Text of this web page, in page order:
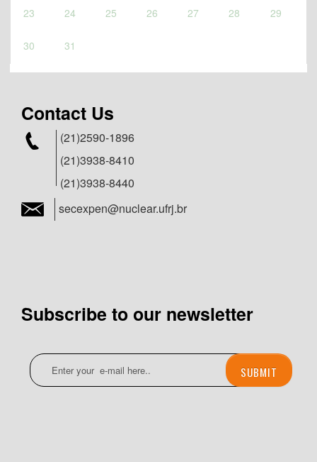
23 24 25 26 27 28 29
30 31
Contact Us
(21)2590-1896
(21)3938-8410
(21)3938-8440
secexpen@nuclear.ufrj.br
Subscribe to our newsletter
SUBMIT